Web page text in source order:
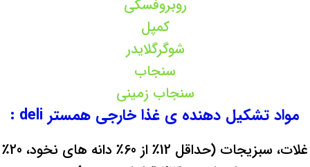
روبروفسکی
کمپل
شوگرگلایدر
سنجاب
سنجاب زمینی
مواد تشکیل دهنده ی غذا خارجی همستر deli :
غلات، سبزیجات (حداقل 12٪ از 60٪ دانه های نخود، 20٪